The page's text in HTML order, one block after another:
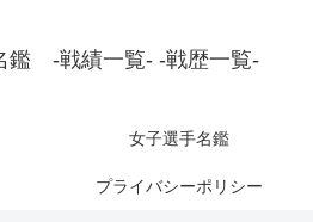
鑑 -戦績一覧- -戦歴一覧-
女子選手名鑑
プライバシーポリシー